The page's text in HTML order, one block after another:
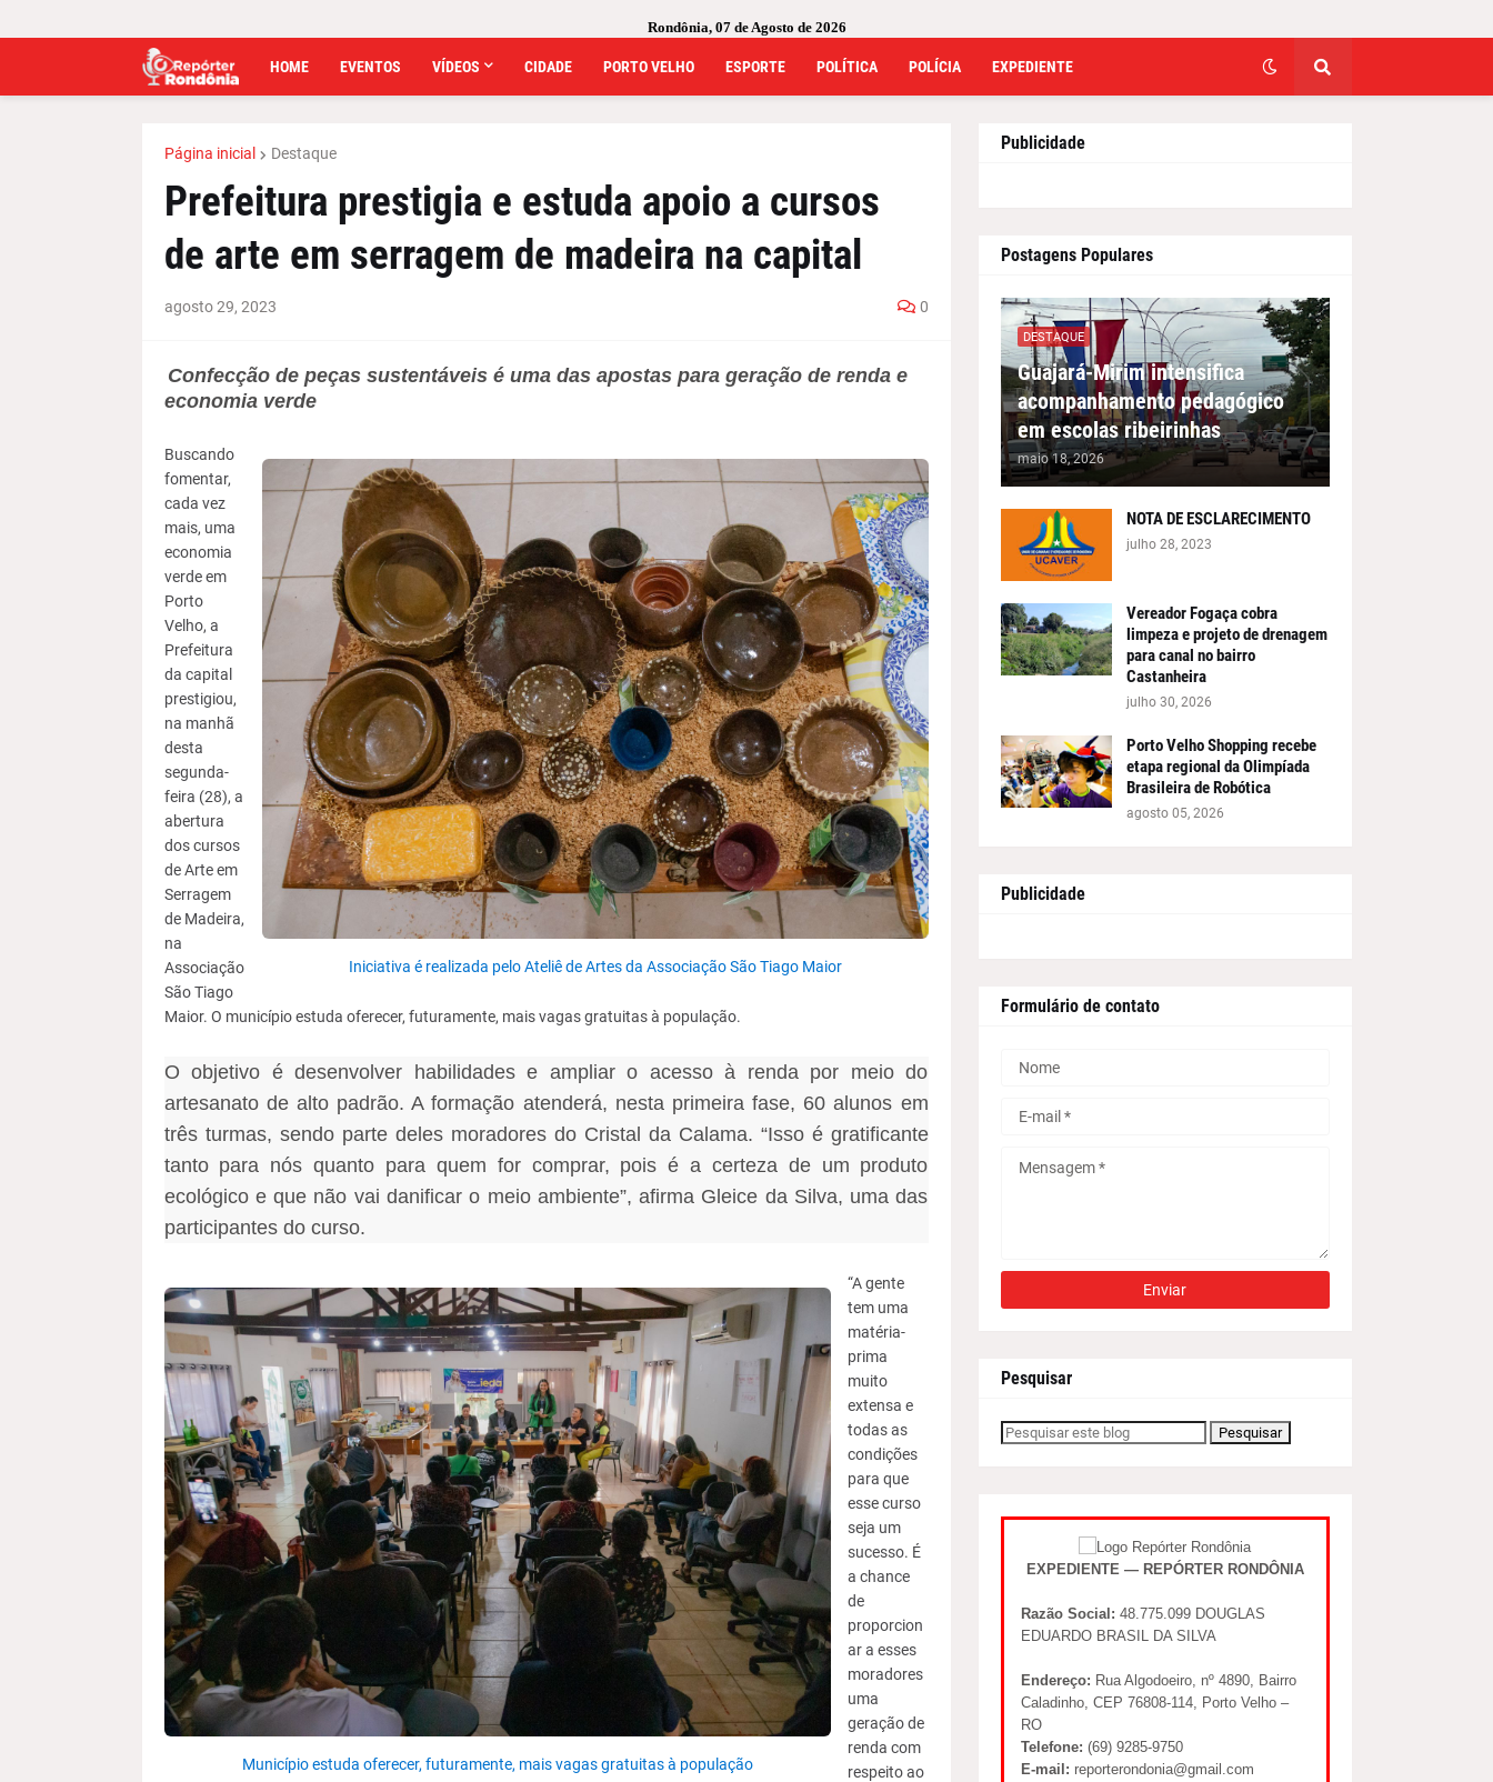
Rondônia, 07 de Agosto de 2026
HOME EVENTOS VÍDEOS CIDADE PORTO VELHO ESPORTE POLÍTICA POLÍCIA EXPEDIENTE
Página inicial Destaque
Prefeitura prestigia e estuda apoio a cursos
de arte em serragem de madeira na capital
agosto 29, 2023 0
Confecção de peças sustentáveis é uma das apostas para geração de renda e
economia verde
Iniciativa é realizada pelo Ateliê de Artes da Associação São Tiago Maior
Buscando
fomentar,
cada vez
mais, uma
economia
verde em
Porto
Velho, a
Prefeitura
da capital
prestigiou,
na manhã
desta
segunda-
feira (28), a
abertura
dos cursos
de Arte em
Serragem
de Madeira,
na
Associação
São Tiago
Maior. O município estuda oferecer, futuramente, mais vagas gratuitas à população.
O objetivo é desenvolver habilidades e ampliar o acesso à renda por meio do
artesanato de alto padrão. A formação atenderá, nesta primeira fase, 60 alunos em
três turmas, sendo parte deles moradores do Cristal da Calama. “Isso é gratificante
tanto para nós quanto para quem for comprar, pois é a certeza de um produto
ecológico e que não vai danificar o meio ambiente”, afirma Gleice da Silva, uma das
participantes do curso.
Município estuda oferecer, futuramente, mais vagas gratuitas à população
“A gente
tem uma
matéria-
prima
muito
extensa e
todas as
condições
para que
esse curso
seja um
sucesso. É
a chance
de
proporcion
ar a esses
moradores
uma
geração de
renda com
respeito ao
Publicidade
Postagens Populares
DESTAQUE
Guajará-Mirim intensifica
acompanhamento pedagógico
em escolas ribeirinhas
maio 18, 2026
NOTA DE ESCLARECIMENTO
julho 28, 2023
Vereador Fogaça cobra
limpeza e projeto de drenagem
para canal no bairro
Castanheira
julho 30, 2026
Porto Velho Shopping recebe
etapa regional da Olimpíada
Brasileira de Robótica
agosto 05, 2026
Publicidade
Formulário de contato
Pesquisar
EXPEDIENTE — REPÓRTER RONDÔNIA
Razão Social: 48.775.099 DOUGLAS
EDUARDO BRASIL DA SILVA
Endereço: Rua Algodoeiro, nº 4890, Bairro
Caladinho, CEP 76808-114, Porto Velho –
RO
Telefone: (69) 9285-9750
E-mail: reporterondonia@gmail.com